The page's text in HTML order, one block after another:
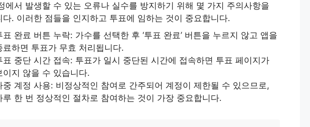
에서 발생할 수 있는 오류나 실수를 방지하기 위해 몇 가지 주의사항을
다. 이러한 점들을 인지하고 투표에 임하는 것이 중요합니다.
표 완료 버튼 누락: 가수를 선택한 후 ‘투표 완료’ 버튼을 누르지 않고 앱을
료하면 투표가 무효 처리됩니다.
표 중단 시간 접속: 투표가 일시 중단된 시간에 접속하면 투표 페이지가
이지 않을 수 있습니다.
중 계정 사용: 비정상적인 참여로 간주되어 계정이 제한될 수 있으므로,
루 한 번 정상적인 절차로 참여하는 것이 가장 중요합니다.